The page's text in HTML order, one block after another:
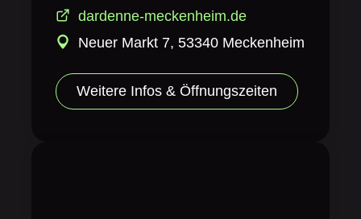
dardenne-meckenheim.de
Neuer Markt 7, 53340 Meckenheim
Weitere Infos & Öffnungszeiten